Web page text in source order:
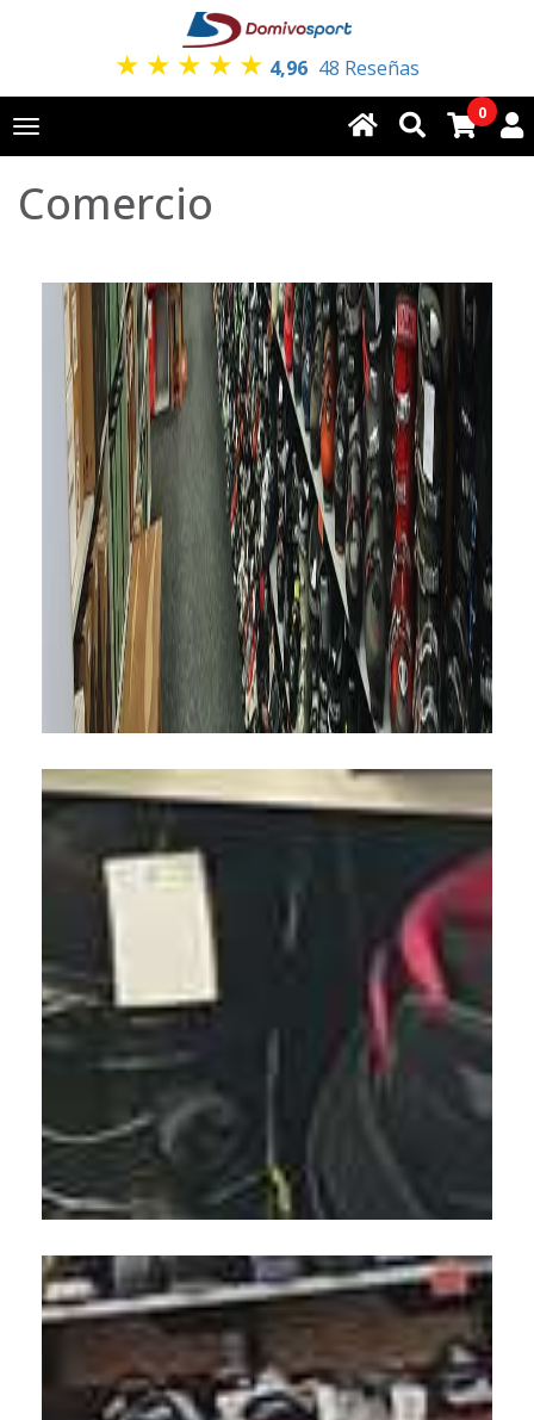
★ ★ ★ ★ ★ 4,96 48 Reseñas
Toggle
navigation
0
Comercio